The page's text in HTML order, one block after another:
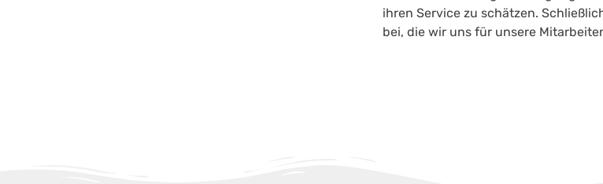
ihren Service zu schätzen.
bei, die wir uns für unsere